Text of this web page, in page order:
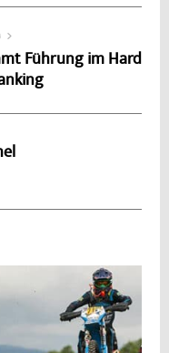
Führung im Hard